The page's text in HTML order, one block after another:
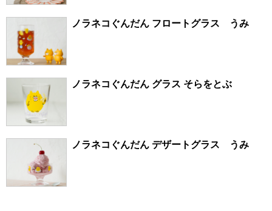
ノラネコぐんだん フロートグラス うみ
ノラネコぐんだん グラス そらをとぶ
ノラネコぐんだん デザートグラス うみ